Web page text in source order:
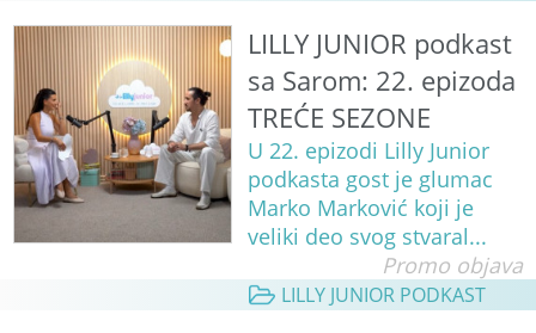
LILLY JUNIOR podkast
sa Sarom: 22. epizoda
TREĆE SEZONE
U 22. epizodi Lilly Junior
podkasta gost je glumac
Marko Marković koji je
veliki deo svog stvaral...
Promo objava
LILLY JUNIOR PODKAST